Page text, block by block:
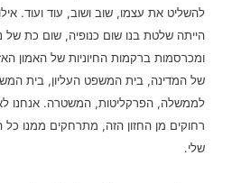
להשליט את עצמו, שוב ושוב, עוד ועוד.
הייתה שלטת בנו שום כנופיה, שום כת של
ומכרסמות ברקמות החיוניות של האמון
של המדינה, בית המשפט העליון, בית
לממשלה, הפרקליטות, המשטרה. אנחנו לא
רחוקים מן החזון הזה, מתרחקים ממנו כל
שלי.